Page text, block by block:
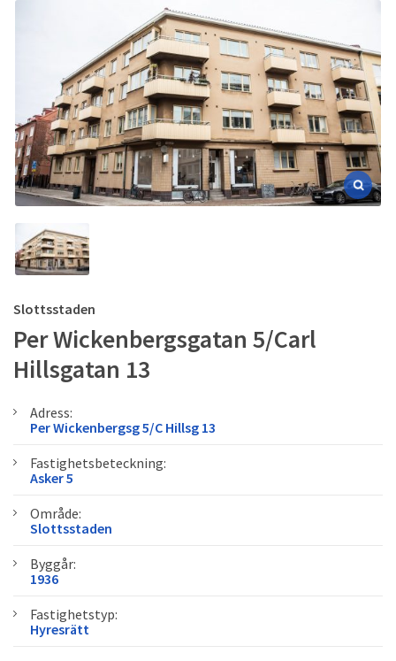
Slottsstaden
Per Wickenbergsgatan 5/Carl
Hillsgatan 13
Adress:
Per Wickenbergsg 5/C Hillsg 13
Fastighetsbeteckning:
Asker 5
Område:
Slottsstaden
Byggår:
1936
Fastighetstyp:
Hyresrätt